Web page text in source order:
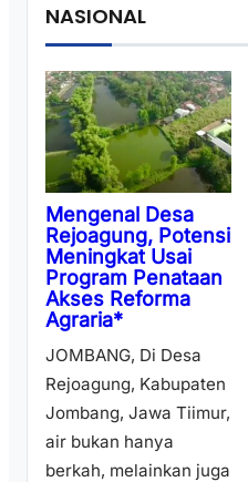
NASIONAL
Mengenal Desa
Rejoagung, Potensi
Meningkat Usai
Program Penataan
Akses Reforma
Agraria*
JOMBANG, Di Desa
Rejoagung, Kabupaten
Jombang, Jawa Tiimur,
air bukan hanya
berkah, melainkan juga